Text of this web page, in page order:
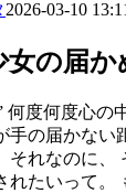
2026-03-10
の届か
何度何度心の
手の届かない
それなのに、
れたいって。